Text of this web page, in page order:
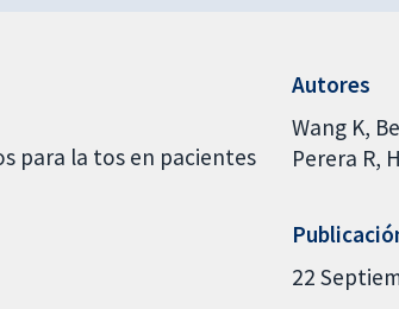
para la tos en pacientes
Autores
Wang K
Perera R
22